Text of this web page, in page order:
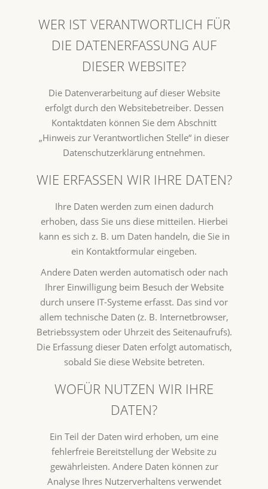
WER IST VERANTWORTLICH FÜR
DIE DATENERFASSUNG AUF
DIESER WEBSITE?
Die Datenverarbeitung auf dieser Website
erfolgt durch den Websitebetreiber. Dessen
Kontaktdaten können Sie dem Abschnitt
„Hinweis zur Verantwortlichen Stelle“ in dieser
Datenschutzerklärung entnehmen.
WIE ERFASSEN WIR IHRE DATEN?
Ihre Daten werden zum einen dadurch
erhoben, dass Sie uns diese mitteilen. Hierbei
kann es sich z. B. um Daten handeln, die Sie in
ein Kontaktformular eingeben.
Andere Daten werden automatisch oder nach
Ihrer Einwilligung beim Besuch der Website
durch unsere IT-Systeme erfasst. Das sind vor
allem technische Daten (z. B. Internetbrowser,
Betriebssystem oder Uhrzeit des Seitenaufrufs).
Die Erfassung dieser Daten erfolgt automatisch,
sobald Sie diese Website betreten.
WOFÜR NUTZEN WIR IHRE
DATEN?
Ein Teil der Daten wird erhoben, um eine
fehlerfreie Bereitstellung der Website zu
gewährleisten. Andere Daten können zur
Analyse Ihres Nutzerverhaltens verwendet